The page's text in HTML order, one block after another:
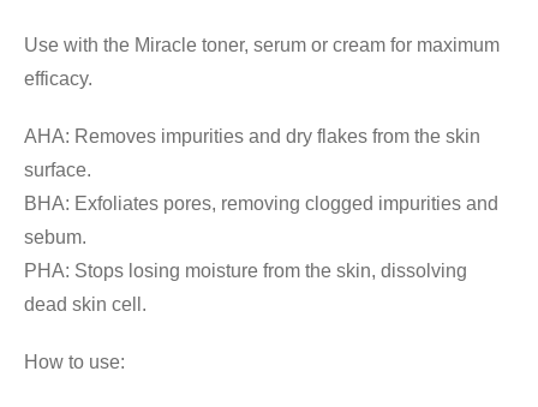
Use with the Miracle toner, serum or cream for maximum
efficacy.
AHA: Removes impurities and dry flakes from the skin
surface.
BHA: Exfoliates pores, removing clogged impurities and
sebum.
PHA: Stops losing moisture from the skin, dissolving
dead skin cell.
How to use: